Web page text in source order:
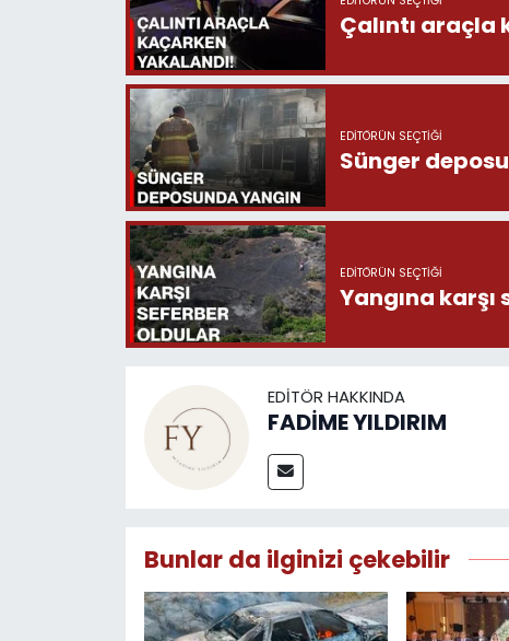
Çalıntı
EDITÖRÜN SEÇTIĞI
Sünger
EDITÖRÜN SEÇTIĞI
Yangına
EDITÖR HAKKINDA
FADİME YILDIRIM
Bunlar da ilginizi çekebilir